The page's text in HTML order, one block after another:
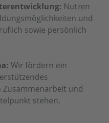
Nutzen
und
sowie persönlich
Wir fördern ein
und
stehen.